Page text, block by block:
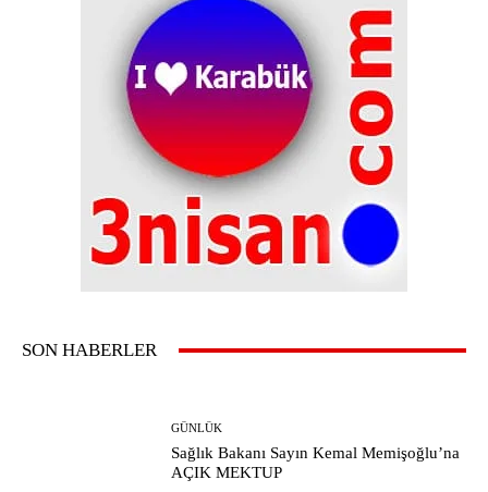
SON HABERLER
GÜNLÜK
Sağlık Bakanı Sayın Kemal Memişoğlu’na
AÇIK MEKTUP